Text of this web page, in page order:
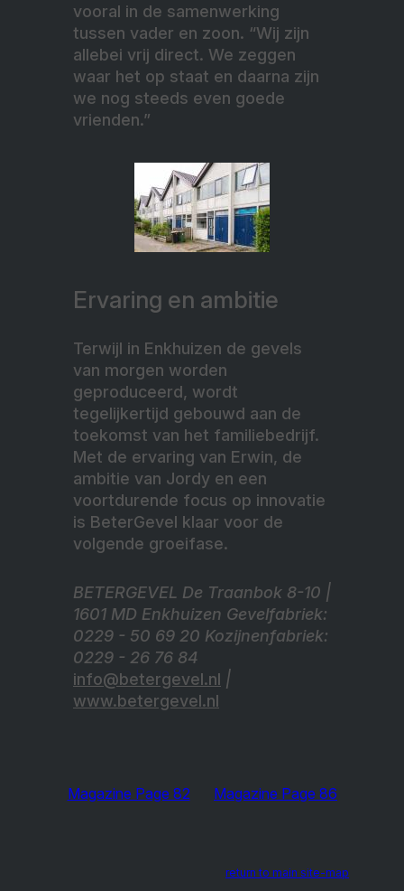
vooral in de samenwerking
tussen vader en zoon. “Wij zijn
allebei vrij direct. We zeggen
waar het op staat en daarna zijn
we nog steeds even goede
vrienden.”
Ervaring en ambitie
Terwijl in Enkhuizen de gevels
van morgen worden
geproduceerd, wordt
tegelijkertijd gebouwd aan de
toekomst van het familiebedrijf.
Met de ervaring van Erwin, de
ambitie van Jordy en een
voortdurende focus op innovatie
is BeterGevel klaar voor de
volgende groeifase.
BETERGEVEL De Traanbok 8-10 |
1601 MD Enkhuizen Gevelfabriek:
0229 - 50 69 20 Kozijnenfabriek:
0229 - 26 76 84
info@betergevel.nl |
www.betergevel.nl
Magazine Page 82 Magazine Page 86
return to main site-map